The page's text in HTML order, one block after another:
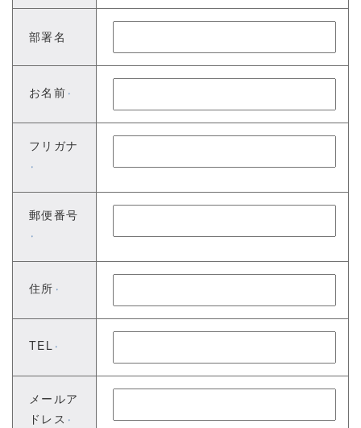
部署名
お名前 ※
フリガナ
※
郵便番号
※
住所 ※
TEL ※
メールア
ドレス
※